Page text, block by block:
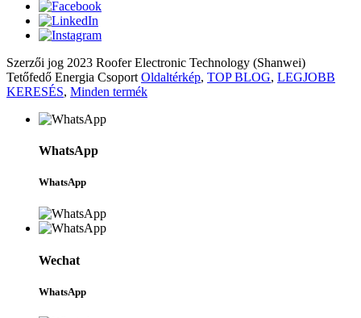
Szerzői jog 2023 Roofer Electronic Technology (Shanwei)
Tetőfedő Energia Csoport Oldaltérkép, TOP BLOG, LEGJOBB
KERESÉS, Minden termék
WhatsApp
WhatsApp
Wechat
WhatsApp